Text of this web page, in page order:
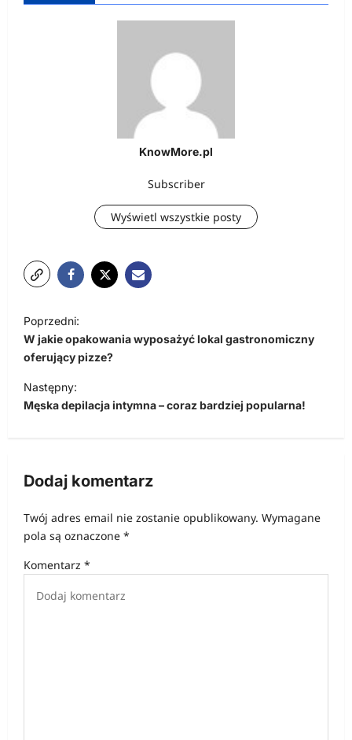
KnowMore.pl
Subscriber
Wyświetl wszystkie posty
a
w
i
g
j
w
i
Poprzedni:
W jakie opakowania wyposażyć lokal gastronomiczny
oferujący pizze?
Następny:
Męska depilacja intymna – coraz bardziej popularna!
Dodaj komentarz
Twój adres email nie zostanie opublikowany. Wymagane
pola są oznaczone *
Komentarz *